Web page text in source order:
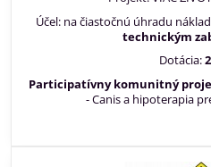
Účel: na čiastočnú úhradu
technickým
Dotácia:
Participatívny komunitný
- Canis a hipoterapia